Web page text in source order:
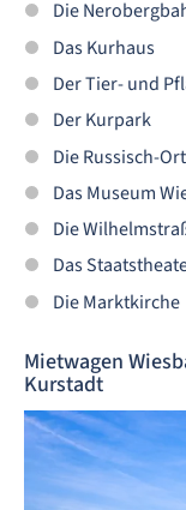
Die
Das Kurhaus
Der Tier- und
Der Kurpark
Die Russisch-
Das Museum
Die
Das
Die Marktkirche
Mietwagen
Kurstadt